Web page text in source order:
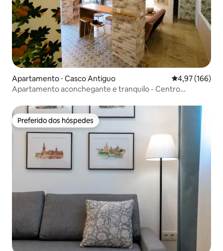
Apartamento ⋅ Casco Antiguo 4,97 de uma
4,97 (166)
Apartamento aconchegante e tranquilo - Centro
Preferido dos hóspedes
Preferido dos hóspedes